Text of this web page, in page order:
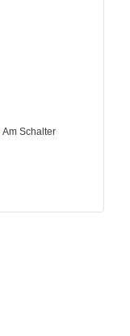
Am Schalter